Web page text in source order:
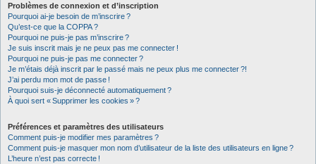
Problèmes de connexion et d’inscription
Pourquoi ai-je besoin de m’inscrire ?
Qu’est-ce que la COPPA ?
Pourquoi ne puis-je pas m’inscrire ?
Je suis inscrit mais je ne peux pas me connecter !
Pourquoi ne puis-je pas me connecter ?
Je m’étais déjà inscrit par le passé mais ne peux plus me connecter ?!
J’ai perdu mon mot de passe !
Pourquoi suis-je déconnecté automatiquement ?
À quoi sert « Supprimer les cookies » ?
Préférences et paramètres des utilisateurs
Comment puis-je modifier mes paramètres ?
Comment puis-je masquer mon nom d’utilisateur de la liste des utilisateurs en ligne ?
L’heure n’est pas correcte !